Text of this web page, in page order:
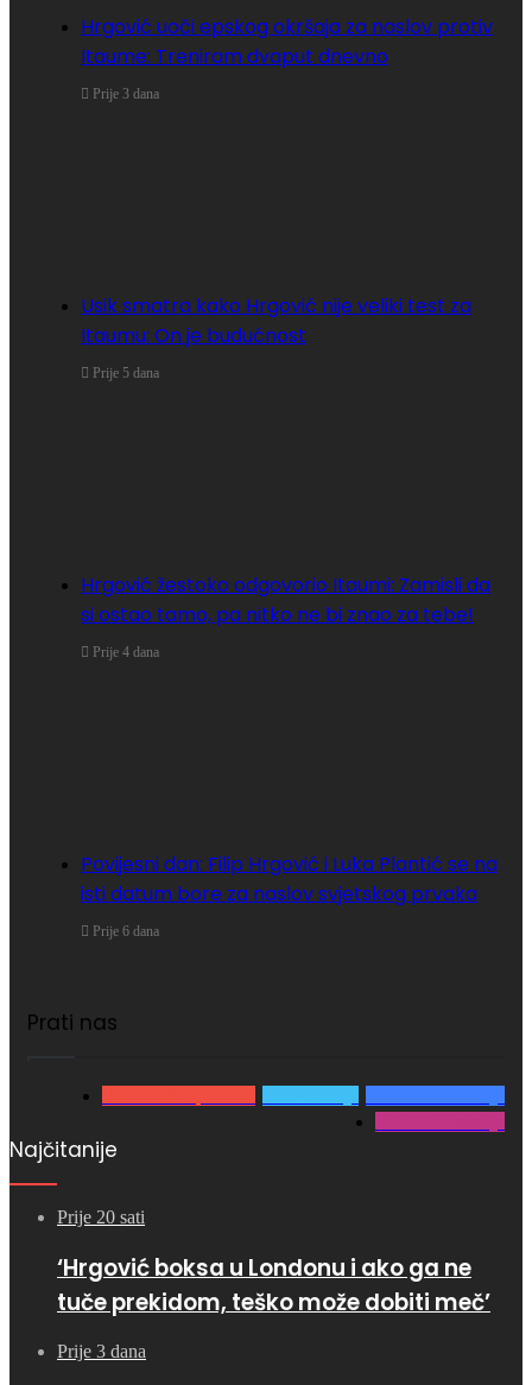
Hrgović uoči epskog okršaja za naslov protiv
Itaume: Treniram dvaput dnevno
Prije 3 dana
Usik smatra kako Hrgović nije veliki test za
Itaumu: On je budućnost
Prije 5 dana
Hrgović žestoko odgovorio Itaumi: Zamisli da
si ostao tamo, pa nitko ne bi znao za tebe!
Prije 4 dana
Povijesni dan: Filip Hrgović i Luka Plantić se na
isti datum bore za naslov svjetskog prvaka
Prije 6 dana
Prati nas
Najčitanije
Prije 20 sati
‘Hrgović boksa u Londonu i ako ga ne
tuče prekidom, teško može dobiti meč’
Prije 3 dana